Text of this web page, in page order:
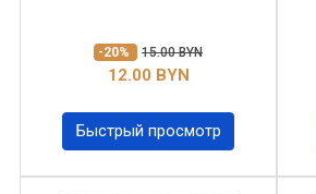
-20% 15.00 BYN
12.00 BYN
Быстрый просмотр